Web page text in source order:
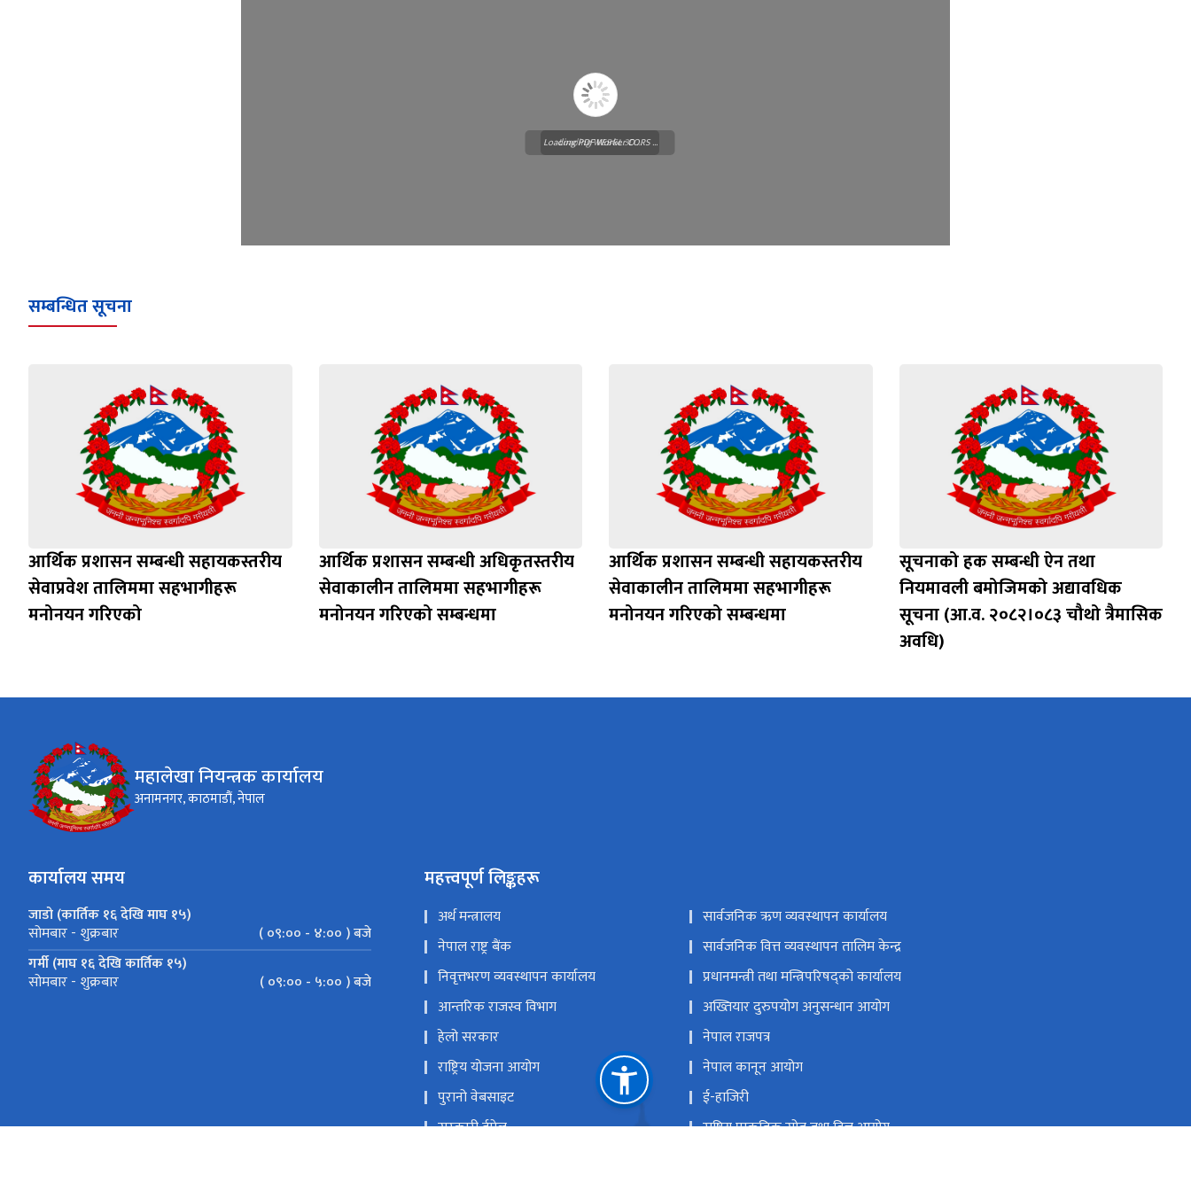
Loading WEBGL 3D ...
Loading PDF Worker CORS ...
सम्बन्धित सूचना
आर्थिक प्रशासन सम्बन्धी सहायकस्तरीय
सेवाप्रवेश तालिममा सहभागीहरू
मनोनयन गरिएको
आर्थिक प्रशासन सम्बन्धी अधिकृतस्तरीय
सेवाकालीन तालिममा सहभागीहरू
मनोनयन गरिएको सम्बन्धमा
आर्थिक प्रशासन सम्बन्धी सहायकस्तरीय
सेवाकालीन तालिममा सहभागीहरू
मनोनयन गरिएको सम्बन्धमा
सूचनाको हक सम्बन्धी ऐन तथा
नियमावली बमोजिमको अद्यावधिक
सूचना (आ.व. २०८२।०८३ चौथो त्रैमासिक
अवधि)
महालेखा नियन्त्रक कार्यालय
अनामनगर, काठमाडौं, नेपाल
कार्यालय समय
जाडो (कार्तिक १६ देखि माघ १५)
सोमबार - शुक्रबार
( ०९:०० - ४:०० ) बजे
गर्मी (माघ १६ देखि कार्तिक १५)
सोमबार - शुक्रबार ( ०९:०० - ५:०० ) बजे
महत्त्वपूर्ण लिङ्कहरू
अर्थ मन्त्रालय
सार्वजनिक ऋण व्यवस्थापन कार्यालय
नेपाल राष्ट्र बैंक
सार्वजनिक वित्त व्यवस्थापन तालिम केन्द्र
निवृत्तभरण व्यवस्थापन कार्यालय
प्रधानमन्त्री तथा मन्त्रिपरिषद्को कार्यालय
आन्तरिक राजस्व विभाग
अख्तियार दुरुपयोग अनुसन्धान आयोग
हेलो सरकार
नेपाल राजपत्र
राष्ट्रिय योजना आयोग
नेपाल कानून आयोग
पुरानो वेबसाइट
ई-हाजिरी
सरकारी ईमेल
राष्ट्रिय प्राकृतिक स्रोत तथा वित्त आयोग